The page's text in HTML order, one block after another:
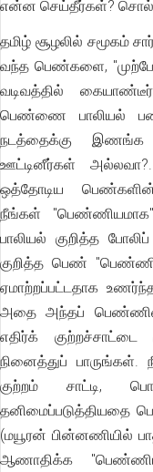
என்ன செய்தீர்கள்?
தமிழ் சூழலில் சமூகம்
வந்த பெண்களை,
வடிவத்தில்
பெண்ணை பாலியல்
நடத்தைக்கு இணங்க
ஊட்டினீர்கள்
ஒத்தோடிய
நீங்கள் "பெண்ணியமாக"
பாலியல் குறித்த
குறித்த பெண்
ஏமாற்றப்பட்டதாக
அதை அந்தப் பெண்ணின்
எதிர்க்
நினைத்துப் பாருங்கள்.
குற்றம் சாட்டி,
தனிமைப்படுத்தியதை
(மயூரன் பின்னணியில்
ஆணாதிக்க